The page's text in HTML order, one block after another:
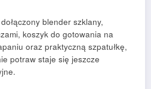
blender szklany,
koszyk do gotowania na
oraz praktyczną szpatułkę,
potraw staje się jeszcze